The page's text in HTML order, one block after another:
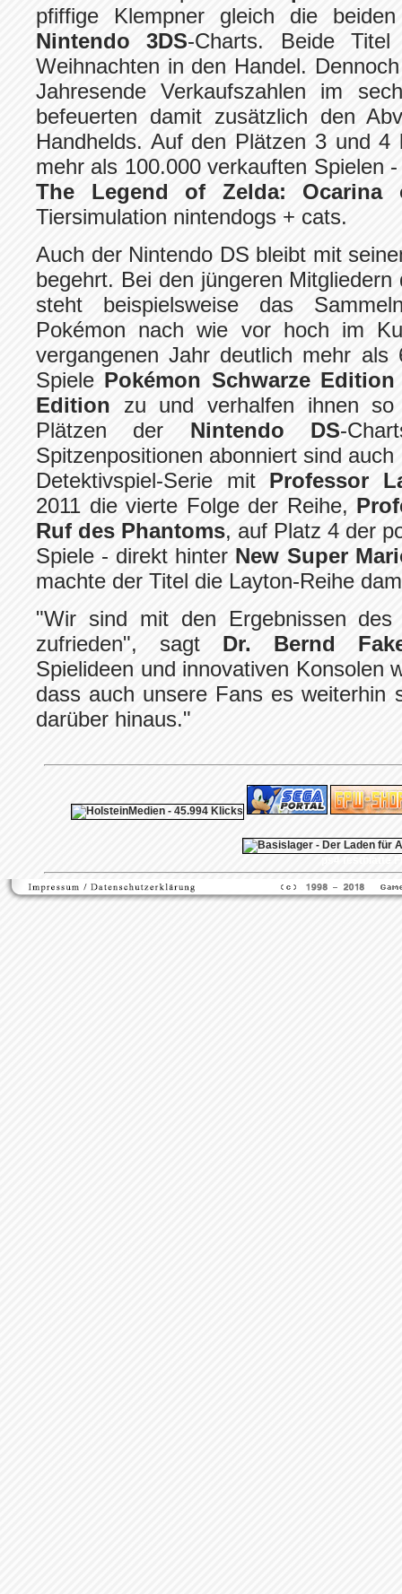
pfiffige Klempner gleich die
Nintendo 3DS-Charts. Beide
Weihnachten in den Handel.
Jahresende Verkaufszahlen im
befeuerten damit zusätzlich den
Handhelds. Auf den Plätzen 3 und 4
mehr als 100.000 verkauften Spielen
The Legend of Zelda: Ocarina
Tiersimulation nintendogs + cats.
Auch der Nintendo DS bleibt mit
begehrt. Bei den jüngeren Mitgliedern
steht beispielsweise das
Pokémon nach wie vor hoch im
vergangenen Jahr deutlich mehr als
Spiele Pokémon Schwarze
Edition zu und verhalfen ihnen
Plätzen der Nintendo DS-
Spitzenpositionen abonniert sind
Detektivspiel-Serie mit Professor
2011 die vierte Folge der Reihe,
Ruf des Phantoms, auf Platz 4 der
Spiele - direkt hinter New Super
machte der Titel die Layton-Reihe
"Wir sind mit den Ergebnissen
zufrieden", sagt Dr. Bernd
Spielideen und innovativen Konsolen
dass auch unsere Fans es weiterhin
darüber hinaus."